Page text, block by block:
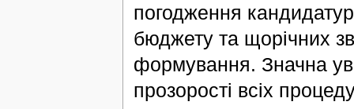
погодження
бюджету та щорічних
формування. Значна
прозорості всіх